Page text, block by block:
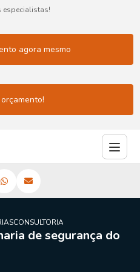
especialistas!
agora mesmo
CONSULTORIA ENGENHARIA
de segurança do